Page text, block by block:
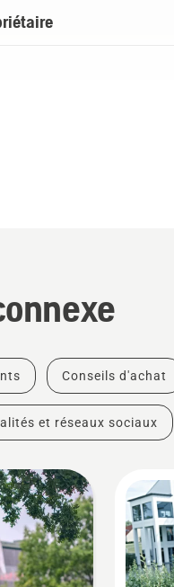
Conseils d'achat
et réseaux sociaux